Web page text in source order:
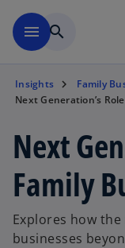
menu search
Insights
Family
Next Generation’s
Next
Family
Explores how
businesses